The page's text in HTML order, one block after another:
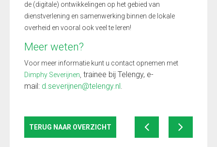
de (digitale) ontwikkelingen op het gebied van
dienstverlening en samenwerking binnen de lokale
overheid en vooral ook veel te leren!
Meer weten?
Voor meer informatie kunt u contact opnemen met
Dimphy Severijnen trainee bij Telengy, e-
mail: d.severijnen@telengy.nl.
TERUG NAAR OVERZICHT